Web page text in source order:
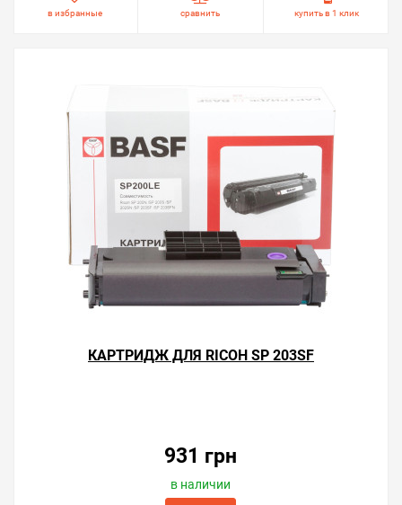
в избранные сравнить купить в 1 клик
КАРТРИДЖ ДЛЯ RICOH SP 203SF
931 грн
в наличии